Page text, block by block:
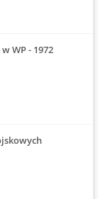
WP - 1972